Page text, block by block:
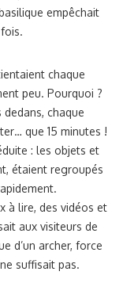
empêchait
chaque
peu. Pourquoi ?
dedans, chaque
que 15 minutes !
: les objets et
étaient regroupés
à lire, des vidéos et
aux visiteurs de
d’un archer, force
suffisait pas.